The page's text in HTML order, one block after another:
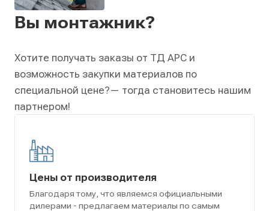
Вы монтажник?
Хотите получать заказы от ТД АРС и
возможность закупки материалов по
специальной цене?— тогда становитесь нашим
партнером!
Цены от производителя
Благодаря тому, что являемся официальными
дилерами - предлагаем материалы по самым